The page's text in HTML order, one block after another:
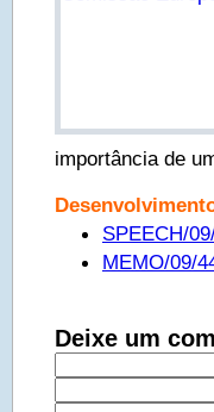
importância de
SPEECH/
MEMO/09/
Deixe um